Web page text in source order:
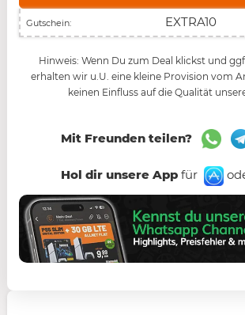
Gutschein:
Hinweis: Wenn Du zum Deal klickst und
erhalten wir u.U. eine kleine Provision vom
keinen Einfluss auf die Qualität
Mit Freunden teilen?
Hol dir unsere Appfür